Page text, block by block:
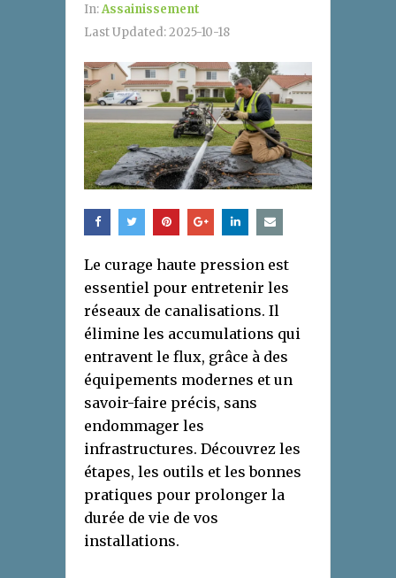
In:Assainissement
Last Updated:2025-10-18
Le curage haute pression est
essentiel pour entretenir les
réseaux de canalisations. Il
élimine les accumulations qui
entravent le flux, grâce à des
équipements modernes et un
savoir-faire précis, sans
endommager les
infrastructures. Découvrez les
étapes, les outils et les bonnes
pratiques pour prolonger la
durée de vie de vos
installations.